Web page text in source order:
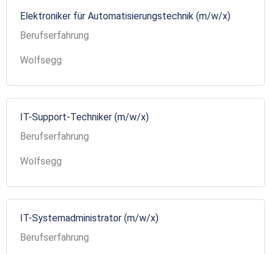
Elektroniker für Automatisierungstechnik (m/w/x)
Berufserfahrung
Wolfsegg
IT-Support-Techniker (m/w/x)
Berufserfahrung
Wolfsegg
IT-Systemadministrator (m/w/x)
Berufserfahrung